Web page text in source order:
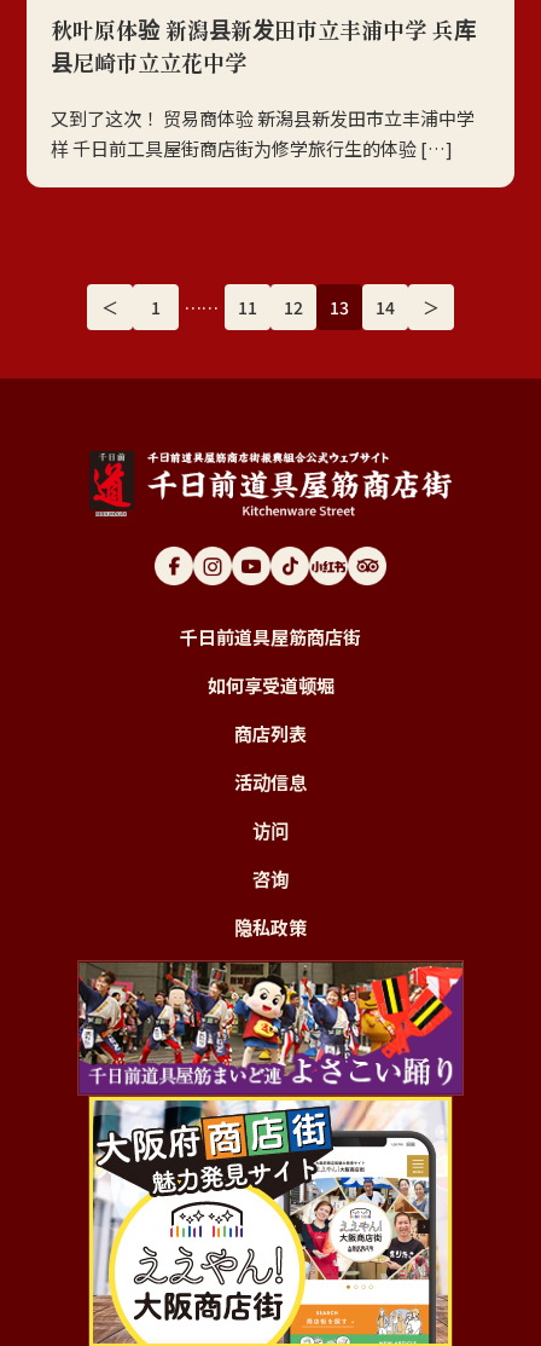
秋叶原体验 新潟县新发田市立丰浦中学 兵库
县尼崎市立立花中学
又到了这次！ 贸易商体验 新潟县新发田市立丰浦中学
样 千日前工具屋街商店街为修学旅行生的体验 […]
＜ 1 …… 11 12 13 14 ＞
千日前道具屋筋商店街
如何享受道顿堀
商店列表
活动信息
访问
咨询
隐私政策